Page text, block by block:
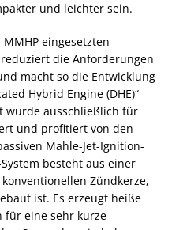
und leichter sein.
eingesetzten
die Anforderungen
macht so die Entwicklung
Hybrid Engine (DHE)“
wurde ausschließlich für
und profitiert von den
Mahle-Jet-Ignition-
System besteht aus einer
Zündkerze,
ist. Es erzeugt heiße
für eine sehr kurze